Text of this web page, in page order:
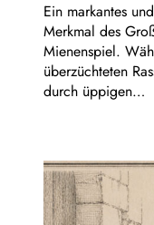
Ein markantes
Merkmal des
Mienenspiel.
überzüchteten
durch üppigen…